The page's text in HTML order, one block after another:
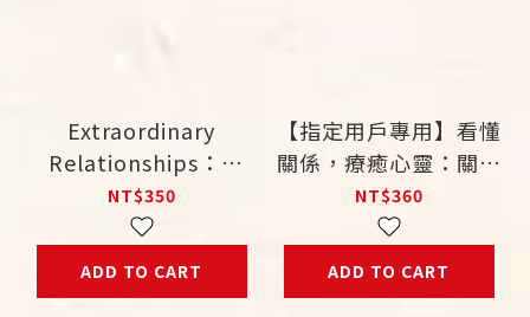
Extraordinary
Relationships：A
New Way of
Thinking About
Human Interactions
NT$350
ADD TO CART
【指定用戶專用】看懂
關係，療癒心靈：關係
治療理論與實務
NT$360
ADD TO CART